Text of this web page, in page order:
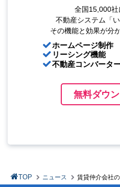
全国15,000社
不動産システム「
その機能と効果が分
ホームページ制作
リーシング機能
不動産コンバータ
無料ダウ
TOP ニュース 賃貸仲介会社